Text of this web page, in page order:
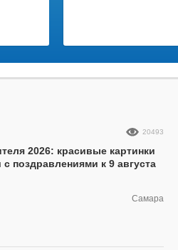
2026: красивые картинки
с поздравлениями к 9 августа
20493
Самара